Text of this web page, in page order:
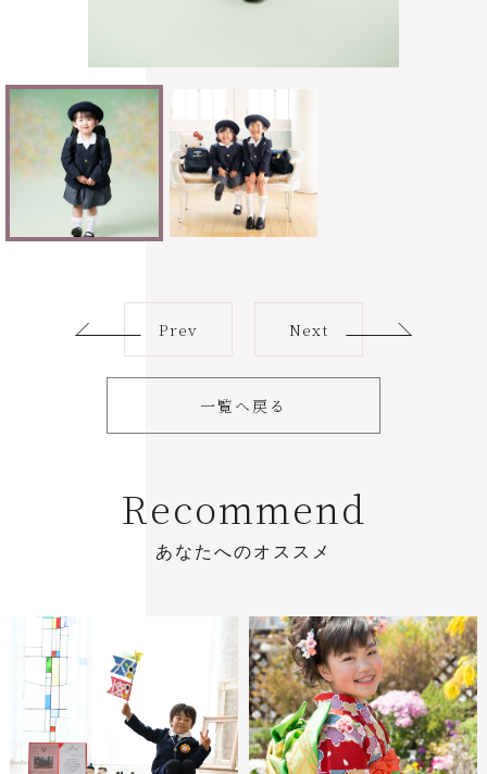
Prev
一覧へ戻る
Next
Recommend
あ な た へのオ ス ス メ